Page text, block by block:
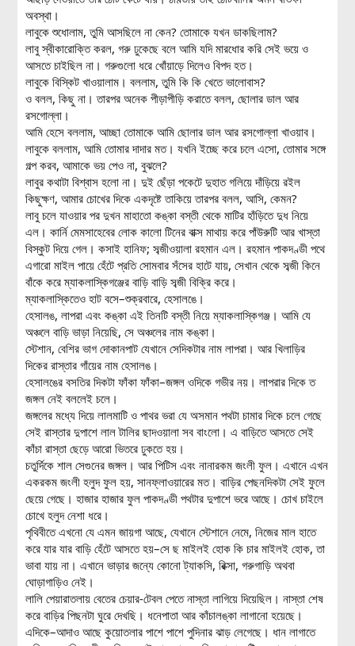
অবস্থা।
লাবুকে শুধোলাম, তুমি আসছিলে না কেন? তোমাকে যখন ডাকছিলাম?
লাবু স্বীকারোক্তি করল, গরু ঢুকেছে বলে আমি যদি মারধোর করি সেই ভয়ে ও
আসতে চাইছিল না। গরুগুলো ধরে খোঁয়াড়ে দিলেও বিপদ হত।
লাবুকে বিস্কিট খাওয়ালাম। বললাম, তুমি কি কি খেতে ভালোবাস?
ও বলল, কিছু না। তারপর অনেক পীড়াপীড়ি করাতে বলল, ছোলার ডাল আর
রসগোল্লা।
আমি হেসে বললাম, আচ্ছা তোমাকে আমি ছোলার ডাল আর রসগোল্লা খাওয়াব।
লাবুকে বললাম, আমি তোমার দাদার মত। যখনি ইচ্ছে করে চলে এসো, তোমার সঙ্গে
গল্প করব, আমাকে ভয় পেও না, বুঝলে?
লাবুর কথাটা বিশ্বাস হলো না। দুই ছেঁড়া পকেটে দুহাত গলিয়ে দাঁড়িয়ে রইল
কিছুক্ষণ, আমার চোখের দিকে একদৃষ্টে তাকিয়ে তারপর বলল, আসি, কেমন?
লাবু চলে যাওয়ার পর দুখন মাহাতো কঙ্কা বস্তী থেকে মাটির হাঁড়িতে দুধ নিয়ে
এল। কার্নি মেমসাহেবের লোক কালো টিনের বাক্স মাথায় করে পাঁউরুটি আর খাস্তা
বিস্কুট দিয়ে গেল। কসাই হানিফ; সব্জীওয়ালা রহমান এল। রহমান পাকদণ্ডী পথে
এগারো মাইল পায়ে হেঁটে প্রতি সোমবার সঁসের হাটে যায়, সেখান থেকে সব্জী কিনে
বাঁকে করে ম্যাকলাস্কিগঞ্জের বাড়ি বাড়ি সব্জী বিক্রি করে।
ম্যাকলাস্কিতেও হাট বসে–শুক্রবারে, হেসালঙে।
হেসালঙ, লাপরা এবং কঙ্কা এই তিনটি বস্তী নিয়ে ম্যাকলাস্কিগঞ্জ। আমি যে
অঞ্চলে বাড়ি ভাড়া নিয়েছি, সে অঞ্চলের নাম কঙ্কা।
স্টেশান, বেশির ভাগ দোকানপাট যেখানে সেদিকটার নাম লাপরা। আর খিলাড়ির
দিকের রাস্তার গাঁয়ের নাম হেসালঙ।
হেসালঙের বসতির দিকটা ফাঁকা ফাঁকা–জঙ্গল ওদিকে গভীর নয়। লাপরার দিকে ত
জঙ্গল নেই বললেই চলে।
জঙ্গলের মধ্যে দিয়ে লালমাটি ও পাথর ভরা যে অসমান পথটা চামার দিকে চলে গেছে
সেই রাস্তার দুপাশে লাল টালির ছাদওয়ালা সব বাংলো। এ বাড়িতে আসতে সেই
কাঁচা রাস্তা ছেড়ে আরো ভিতরে ঢুকতে হয়।
চতুর্দিকে শাল সেগুনের জঙ্গল। আর পিটিস এবং নানারকম জংলী ফুল। এখানে এখন
একরকম জংলী হলুদ ফুল হয়, সানফ্লাওয়ারের মত। বাড়ির পেছনদিকটা সেই ফুলে
ছেয়ে গেছে। হাজার হাজার ফুল পাকদণ্ডী পথটার দুপাশে ভরে আছে। চোখ চাইলে
চোখে হলুদ নেশা ধরে।
পৃথিবীতে এখনো যে এমন জায়গা আছে, যেখানে স্টেশানে নেমে, নিজের মাল হাতে
করে যার যার বাড়ি হেঁটে আসতে হয়–সে ছ মাইলই হোক কি চার মাইলই হোক, তা
ভাবা যায় না। এখানে ভাড়ার জন্যে কোনো ট্যাকসি, রিক্সা, গরুগাড়ি অথবা
ঘোড়াগাড়িও নেই।
লালি পেয়ারাতলায় বেতের চেয়ার-টেবল পেতে নাস্তা লাগিয়ে দিয়েছিল। নাস্তা শেষ
করে বাড়ির পিছনটা ঘুরে দেখছি। ধনেপাতা আর কাঁচালঙ্কা লাগানো হয়েছে।
এদিকে–আদাও আছে কুয়োতলার পাশে পাশে পুদিনার ঝাড় লেগেছে। ধান লাগাতে